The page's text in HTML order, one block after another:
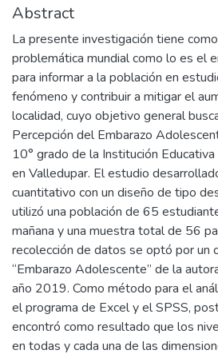
Abstract
La presente investigación tiene
problemática mundial como lo es el
para informar a la población en
fenómeno y contribuir a mitigar el
localidad, cuyo objetivo general
Percepción del Embarazo
10° grado de la Institución
en Valledupar. El estudio
cuantitativo con un diseño de tipo
utilizó una población de 65
mañana y una muestra total de 56
recolección de datos se optó por un
“Embarazo Adolescente” de la
año 2019. Como método para el
el programa de Excel y el SPSS,
encontró como resultado que los
en todas y cada una de las